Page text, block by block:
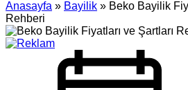
Anasayfa » Bayilik » Beko Bayilik
Rehberi